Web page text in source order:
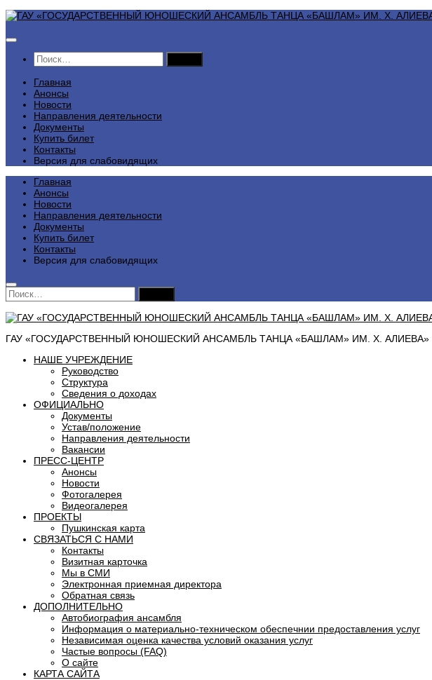
Перейти
содержимому
Найти:
Главная
Анонсы
Новости
Направления деятельности
Документы
Купить билет
Контакты
Версия для слабовидящих
Главная
Анонсы
Новости
Направления деятельности
Документы
Купить билет
Контакты
Версия для слабовидящих
Найти:
ГАУ «ГОСУДАРСТВЕННЫЙ ЮНОШЕСКИЙ АНСАМБЛЬ ТАНЦА «БАШЛАМ» ИМ. Х. АЛИЕВА»
НАШЕ УЧРЕЖДЕНИЕ
Руководство
Структура
Сведения о доходах
ОФИЦИАЛЬНО
Документы
Устав/положение
Направления деятельности
Вакансии
ПРЕСС-ЦЕНТР
Анонсы
Новости
Фотогалерея
Видеогалерея
ПРОЕКТЫ
Пушкинская карта
СВЯЗАТЬСЯ С НАМИ
Контакты
Визитная карточка
Мы в СМИ
Электронная приемная директора
Обратная связь
ДОПОЛНИТЕЛЬНО
Автобиография ансамбля
Информация о материально-техническом обеспечнии предоставления услуг
Независимая оценка качества условий оказания услуг
Частые вопросы (FAQ)
О сайте
КАРТА САЙТА